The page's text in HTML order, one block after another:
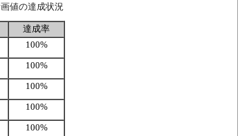
値の達成状況
達成率
100%
100%
100%
100%
100%